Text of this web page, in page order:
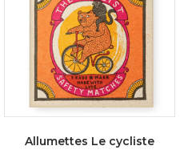
Allumettes Le cycliste